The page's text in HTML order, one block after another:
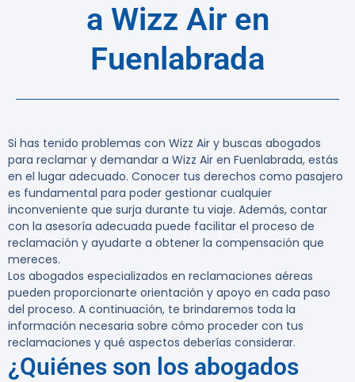
a Wizz Air en
Fuenlabrada
Si has tenido problemas con Wizz Air y buscas abogados
para reclamar y demandar a Wizz Air en Fuenlabrada, estás
en el lugar adecuado. Conocer tus derechos como pasajero
es fundamental para poder gestionar cualquier
inconveniente que surja durante tu viaje. Además, contar
con la asesoría adecuada puede facilitar el proceso de
reclamación y ayudarte a obtener la compensación que
mereces.
Los abogados especializados en reclamaciones aéreas
pueden proporcionarte orientación y apoyo en cada paso
del proceso. A continuación, te brindaremos toda la
información necesaria sobre cómo proceder con tus
reclamaciones y qué aspectos deberías considerar.
¿Quiénes son los abogados